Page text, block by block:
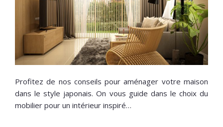
Profitez de nos conseils pour aménager votre maison
dans le style japonais. On vous guide dans le choix du
mobilier pour un intérieur inspiré…